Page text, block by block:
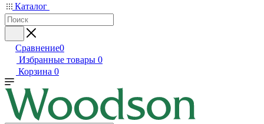
Каталог
Сравнение0
Избранные товары 0
Корзина 0